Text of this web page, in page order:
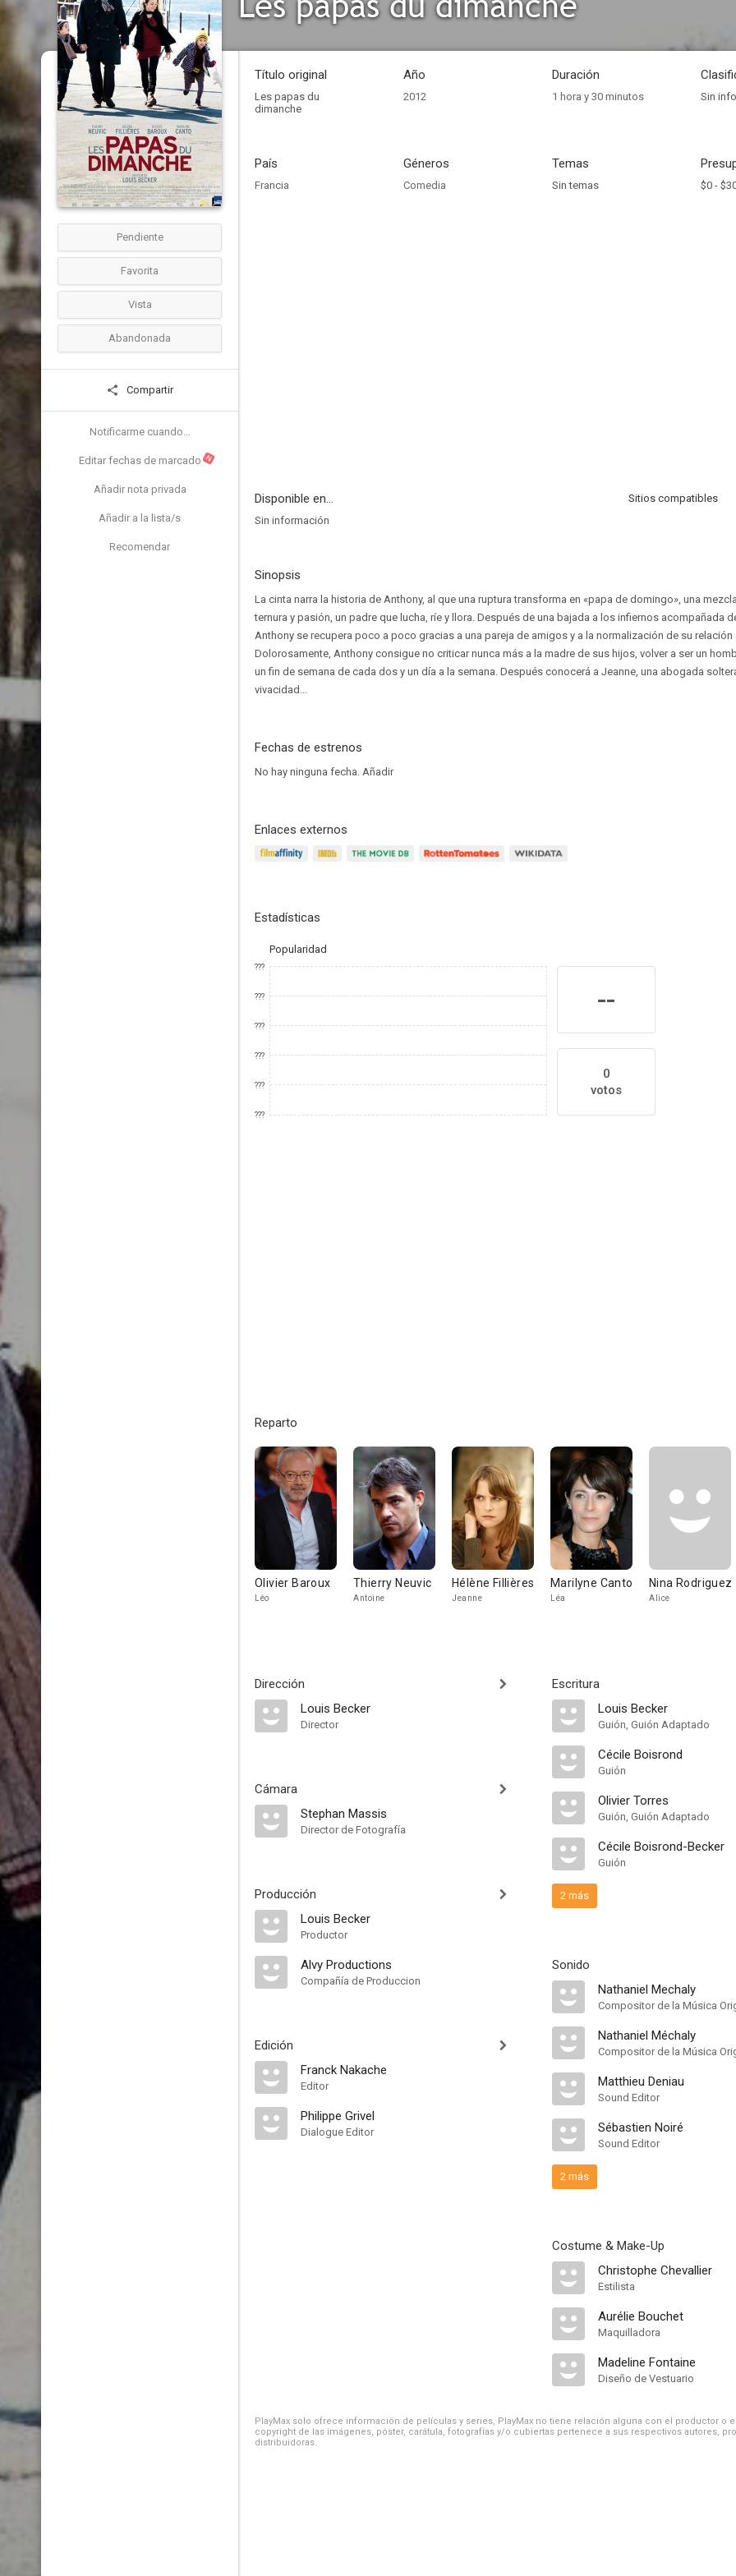
Pendiente
Favorita
Vista
Abandonada
Compartir
Notificarme cuando...
Editar fechas de marcado N
Añadir nota privada
Añadir a la lista/s
Recomendar
Título original
Les papas du
dimanche
Año
2012
Duración
1 hora y 30 minutos Sin
País
Francia
Géneros
Comedia
Temas
Sin temas $0 -
Disponible en...
Sitios compatibles
Sin información
Sinopsis
La cinta narra la historia de Anthony, al que una ruptura transforma en «papa de domingo», una
ternura y pasión, un padre que lucha, ríe y llora. Después de una bajada a los infiernos acompañada
Anthony se recupera poco a poco gracias a una pareja de amigos y a la normalización de su
Dolorosamente, Anthony consigue no criticar nunca más a la madre de sus hijos, volver a ser un
un fin de semana de cada dos y un día a la semana. Después conocerá a Jeanne, una abogada
vivacidad…
Fechas de estrenos
No hay ninguna fecha. Añadir
Enlaces externos
Estadísticas
Popularidad
???
???
???
???
???
???
--
0
votos
Reparto
Olivier Baroux
Léo
Thierry Neuvic
Antoine
Hélène Fillières
Jeanne
Marilyne Canto
Léa
Nina Rodriguez
Alice
Dirección
Louis Becker
Director
Cámara
Stephan Massis
Director de Fotografía
Producción
Louis Becker
Productor
Alvy Productions
Compañía de Produccion
Edición
Franck Nakache
Editor
Philippe Grivel
Dialogue Editor
Escritura
Louis Becker
Guión, Guión Adaptado
Cécile Boisrond
Guión
Olivier Torres
Guión, Guión Adaptado
Cécile Boisrond-Becker
Guión
2 más
Sonido
Nathaniel Mechaly
Compositor de la Música
Nathaniel Méchaly
Compositor de la Música
Matthieu Deniau
Sound Editor
Sébastien Noiré
Sound Editor
2 más
Costume & Make-Up
Christophe Chevallier
Estilista
Aurélie Bouchet
Maquilladora
Madeline Fontaine
Diseño de Vestuario
PlayMax solo ofrece información de películas y series, PlayMax no tiene relación alguna con el productor o
copyright de las imágenes, póster, carátula, fotografías y/o cubiertas pertenece a sus respectivos autores,
distribuidoras.